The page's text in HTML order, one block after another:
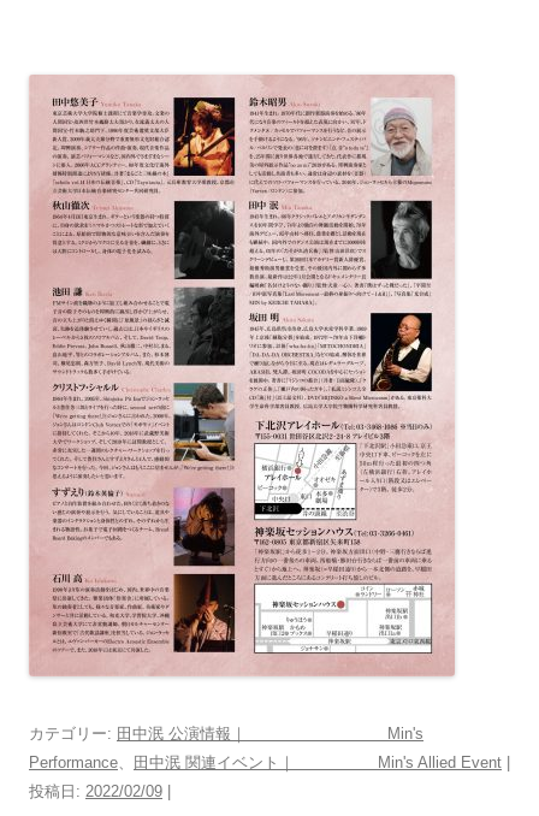
カテゴリー: 田中泯 公演情報｜ Min's
Performance、 田中泯 関連イベント｜ Min's Allied Event
投稿日: 2022/02/09